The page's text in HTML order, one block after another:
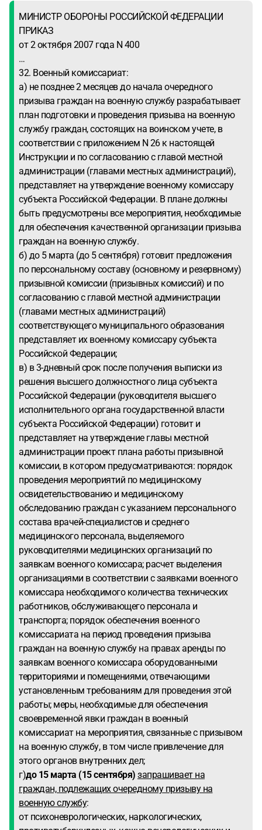
МИНИСТР ОБОРОНЫ РОССИЙСКОЙ ФЕДЕРАЦИИ
ПРИКАЗ
от 2 октября 2007 года N 400
…
32. Военный комиссариат:
а) не позднее 2 месяцев до начала очередного
призыва граждан на военную службу разрабатывает
план подготовки и проведения призыва на военную
службу граждан, состоящих на воинском учете, в
соответствии с приложением N 26 к настоящей
Инструкции и по согласованию с главой местной
администрации (главами местных администраций),
представляет на утверждение военному комиссару
субъекта Российской Федерации. В плане должны
быть предусмотрены все мероприятия, необходимые
для обеспечения качественной организации призыва
граждан на военную службу.
б) до 5 марта (до 5 сентября) готовит предложения
по персональному составу (основному и резервному)
призывной комиссии (призывных комиссий) и по
согласованию с главой местной администрации
(главами местных администраций)
соответствующего муниципального образования
представляет их военному комиссару субъекта
Российской Федерации;
в) в 3-дневный срок после получения выписки из
решения высшего должностного лица субъекта
Российской Федерации (руководителя высшего
исполнительного органа государственной власти
субъекта Российской Федерации) готовит и
представляет на утверждение главы местной
администрации проект плана работы призывной
комиссии, в котором предусматриваются: порядок
проведения мероприятий по медицинскому
освидетельствованию и медицинскому
обследованию граждан с указанием персонального
состава врачей-специалистов и среднего
медицинского персонала, выделяемого
руководителями медицинских организаций по
заявкам военного комиссара; расчет выделения
организациями в соответствии с заявками военного
комиссара необходимого количества технических
работников, обслуживающего персонала и
транспорта; порядок обеспечения военного
комиссариата на период проведения призыва
граждан на военную службу на правах аренды по
заявкам военного комиссара оборудованными
территориями и помещениями, отвечающими
установленным требованиям для проведения этой
работы; меры, необходимые для обеспечения
своевременной явки граждан в военный
комиссариат на мероприятия, связанные с призывом
на военную службу, в том числе привлечение для
этого органов внутренних дел;
г)до 15 марта (15 сентября) запрашивает на
граждан, подлежащих очередному призыву на
военную службу:
от психоневрологических, наркологических,